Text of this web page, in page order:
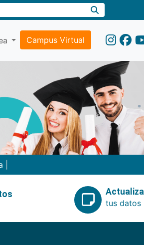
Campus Virtual
Actualiza
tus datos